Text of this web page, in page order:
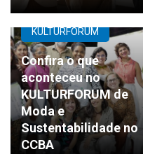
KULTURFORUM
Confira o que
aconteceu no
KULTURFORUM de
Moda e
Sustentabilidade no
CCBA